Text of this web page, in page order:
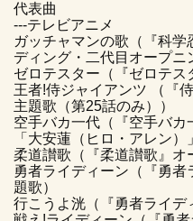
代表曲
---テレビアニメ
ガッチャマンの歌（『科
ディング・二代目オープニ
ゼロテスター（『ゼロテス
王者!侍ジャイアンツ （『
主題歌（第25話のみ））
空手バカ一代（『空手バ
「大安蓮（ヒロ・アレン）
柔道讃歌（『柔道讃歌』オ
勇者ライディーン（『勇
題歌）
行こうよ洸（『勇者ライデ